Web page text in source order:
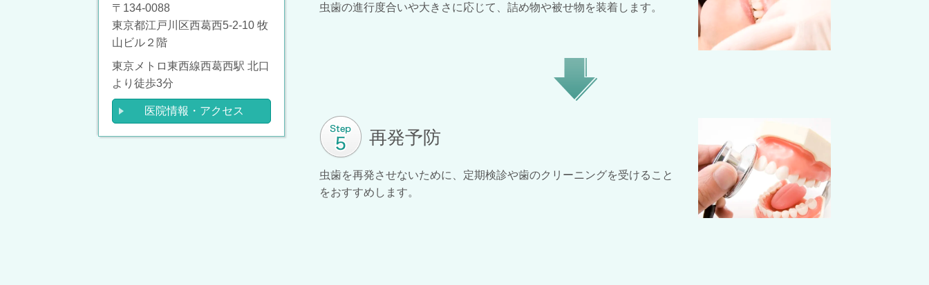
虫歯の進行度合いや大きさに応じて、詰め物や被せ物を装着します。
再発予防
虫歯を再発させないために、定期検診や歯のクリーニングを受けること
をおすすめします。
〒134-0088
東京都江戸川区西葛西5-2-10 牧
山ビル２階
東京メトロ東西線西葛西駅 北口
より徒歩3分
医院情報・アクセス